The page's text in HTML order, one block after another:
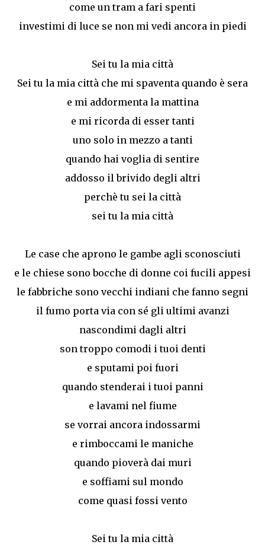
come un tram a fari spenti
investimi di luce se non mi vedi ancora in piedi
Sei tu la mia città
Sei tu la mia città che mi spaventa quando è sera
e mi addormenta la mattina
e mi ricorda di esser tanti
uno solo in mezzo a tanti
quando hai voglia di sentire
addosso il brivido degli altri
perchè tu sei la città
sei tu la mia città
Le case che aprono le gambe agli sconosciuti
e le chiese sono bocche di donne coi fucili appesi
le fabbriche sono vecchi indiani che fanno segni
il fumo porta via con sé gli ultimi avanzi
nascondimi dagli altri
son troppo comodi i tuoi denti
e sputami poi fuori
quando stenderai i tuoi panni
e lavami nel fiume
se vorrai ancora indossarmi
e rimboccami le maniche
quando pioverà dai muri
e soffiami sul mondo
come quasi fossi vento
Sei tu la mia città